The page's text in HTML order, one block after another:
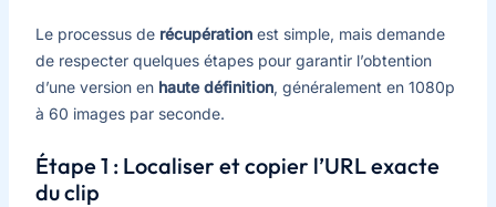
Le processus de récupérationest simple, mais demande
de respecter quelques étapes pour garantir l’obtention
d’une version en haute définition, généralement en 1080p
à 60 images par seconde.
Étape 1 : Localiser et copier l’URL exacte
du clip